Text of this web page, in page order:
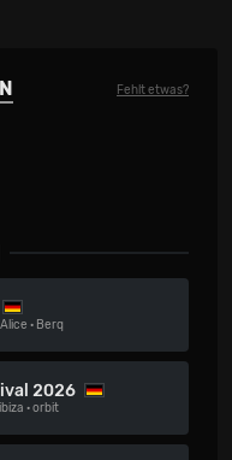
Fehlt etwas?
· Berq
2026
·orbit